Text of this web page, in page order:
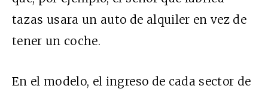
tazas usara un auto de alquiler en vez de
tener un coche.
En el modelo, el ingreso de cada sector de